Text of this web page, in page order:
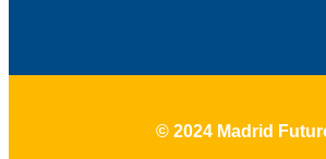
© 2024 Madrid